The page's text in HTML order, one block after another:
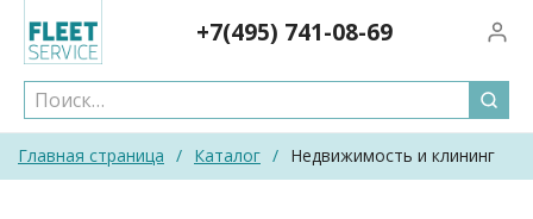
content
+7(495) 741-08-69
Главная страница / Каталог / Недвижимость и клининг